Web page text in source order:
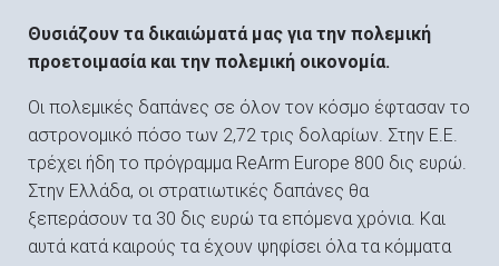
Θυσιάζουν τα δικαιώματά μας για την πολεμική
προετοιμασία και την πολεμική οικονομία.
Οι πολεμικές δαπάνες σε όλον τον κόσμο έφτασαν το
αστρονομικό πόσο των 2,72 τρις δολαρίων. Στην Ε.Ε.
τρέχει ήδη το πρόγραμμα ReArm Europe 800 δις ευρώ.
Στην Ελλάδα, οι στρατιωτικές δαπάνες θα
ξεπεράσουν τα 30 δις ευρώ τα επόμενα χρόνια. Και
αυτά κατά καιρούς τα έχουν ψηφίσει όλα τα κόμματα